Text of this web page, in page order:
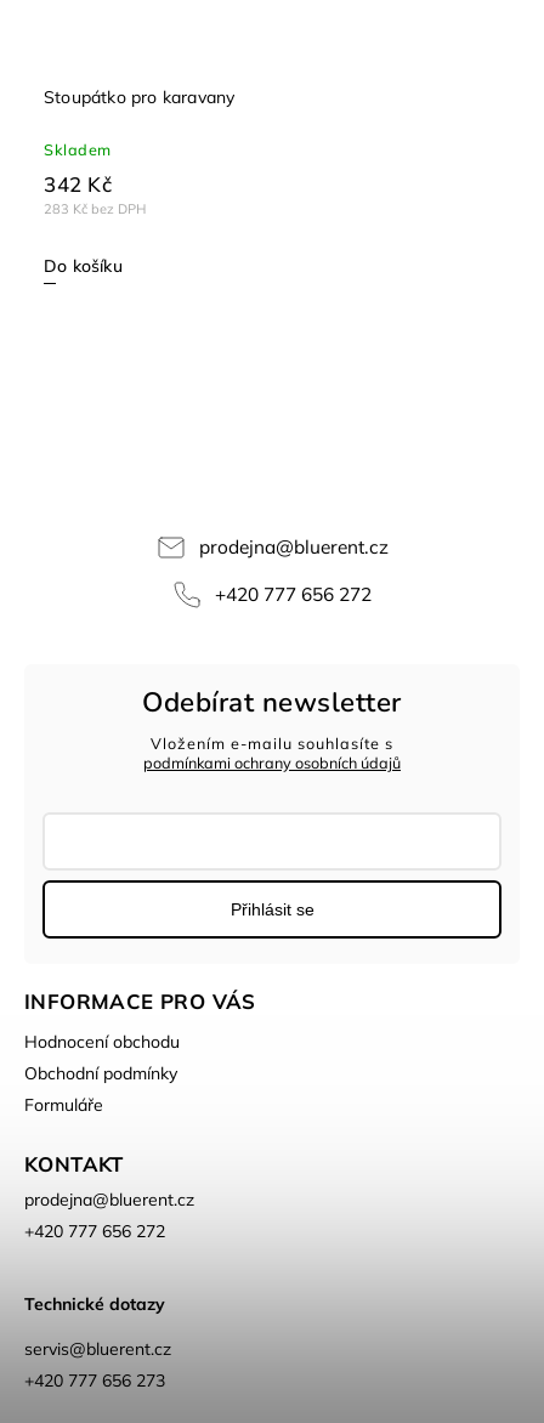
Stoupátko pro karavany
Skladem
283 Kč bez DPH
342 Kč
Do košíku
prodejna@bluerent.cz
+420 777 656 272
Odebírat newsletter
Vložením e-mailu souhlasíte s
podmínkami ochrany osobních údajů
Přihlásit se
INFORMACE PRO VÁS
Hodnocení obchodu
Obchodní podmínky
Formuláře
KONTAKT
prodejna@bluerent.cz
+420 777 656 272
Technické dotazy
servis@bluerent.cz
+420 777 656 273